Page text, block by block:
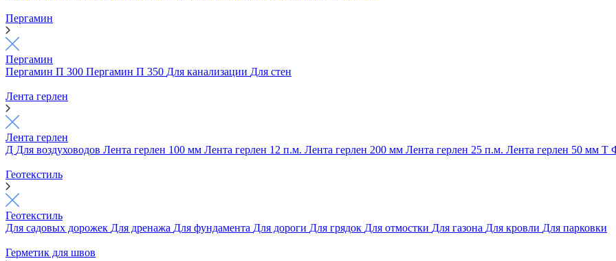
Пергамин
Пергамин
Пергамин П 300 Пергамин П 350 Для канализации Для стен
Лента герлен
Лента герлен
Д Для воздуховодов Лента герлен 100 мм Лента герлен 12 п.м. Лента герлен 200 мм Лента герлен 25 п.м. Лента герлен 50 мм Т
Геотекстиль
Геотекстиль
Для садовых дорожек Для дренажа Для фундамента Для дороги Для грядок Для отмостки Для газона Для кровли Для парковки
Герметик для швов